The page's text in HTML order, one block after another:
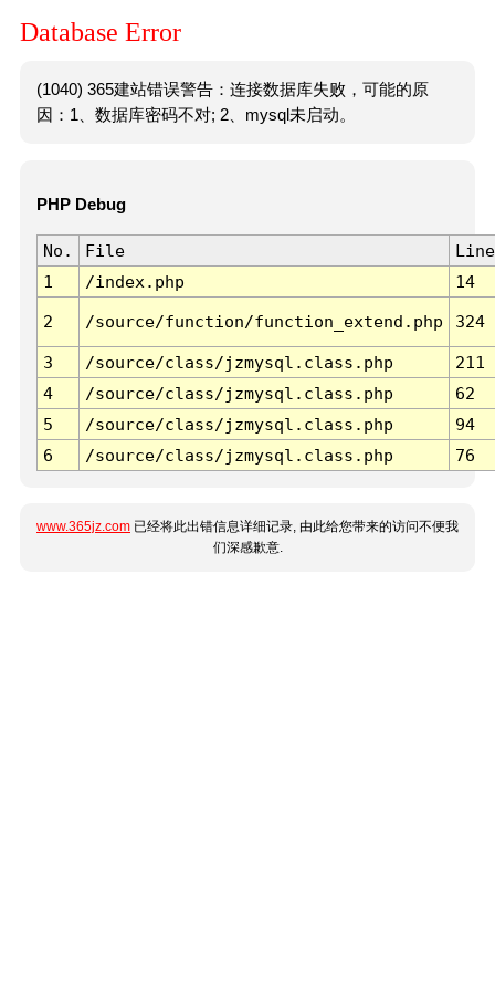
Database Error
(1040) 365建站错误警告：连接数据库失败，可能的原
因：1、数据库密码不对; 2、mysql未启动。
PHP Debug
No. File
Line
1
/index.php 14
2 /source/function/function_extend.php 324
3 /source/class/jzmysql.class.php
211
4
/source/class/jzmysql.class.php
62
5
/source/class/jzmysql.class.php
94
6
/source/class/jzmysql.class.php 76
www.365jz.com 已经将此出错信息详细记录, 由此给您带来的访问不便我
们深感歉意.